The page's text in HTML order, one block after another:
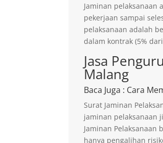
Jaminan pelaksanaan
pekerjaan sampai
pelaksanaan adalah
dalam kontrak (5%
Jasa
Malang
Baca Juga : Cara
Surat Jaminan
jaminan pelaksanaan
Jaminan Pelaksanaan
hanya pengalihan